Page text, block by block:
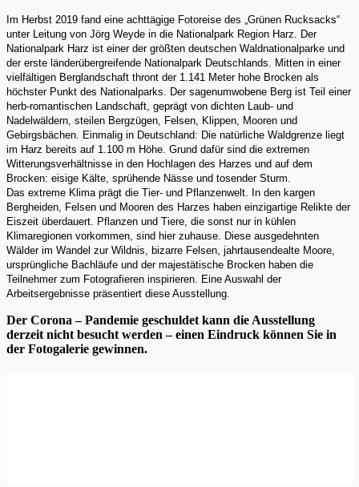
Im Herbst 2019 fand eine achttägige Fotoreise des „Grünen Rucksacks“
unter Leitung von Jörg Weyde in die Nationalpark Region Harz. Der
Nationalpark Harz ist einer der größten deutschen Waldnationalparke und
der erste länderübergreifende Nationalpark Deutschlands. Mitten in einer
vielfältigen Berglandschaft thront der 1.141 Meter hohe Brocken als
höchster Punkt des Nationalparks. Der sagenumwobene Berg ist Teil einer
herb-romantischen Landschaft, geprägt von dichten Laub- und
Nadelwäldern, steilen Bergzügen, Felsen, Klippen, Mooren und
Gebirgsbächen. Einmalig in Deutschland: Die natürliche Waldgrenze liegt
im Harz bereits auf 1.100 m Höhe. Grund dafür sind die extremen
Witterungsverhältnisse in den Hochlagen des Harzes und auf dem
Brocken: eisige Kälte, sprühende Nässe und tosender Sturm.
Das extreme Klima prägt die Tier- und Pflanzenwelt. In den kargen
Bergheiden, Felsen und Mooren des Harzes haben einzigartige Relikte der
Eiszeit überdauert. Pflanzen und Tiere, die sonst nur in kühlen
Klimaregionen vorkommen, sind hier zuhause. Diese ausgedehnten
Wälder im Wandel zur Wildnis, bizarre Felsen, jahrtausendealte Moore,
ursprüngliche Bachläufe und der majestätische Brocken haben die
Teilnehmer zum Fotografieren inspirieren. Eine Auswahl der
Arbeitsergebnisse präsentiert diese Ausstellung.
Der Corona – Pandemie geschuldet kann die Ausstellung
derzeit nicht besucht werden – einen Eindruck können Sie in
der Fotogalerie gewinnen.